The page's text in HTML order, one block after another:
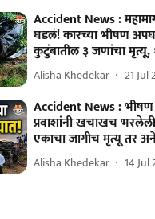
Accident News :
घडलं! कारच्या भीषण
कुटुंबातील ३ जणांचा मृत्यू,
Alisha Khedekar 21 Jul
Accident News :
प्रवाशांनी खचाखच
एकाचा जागीच मृत्यू तर
Alisha Khedekar 14 Jul